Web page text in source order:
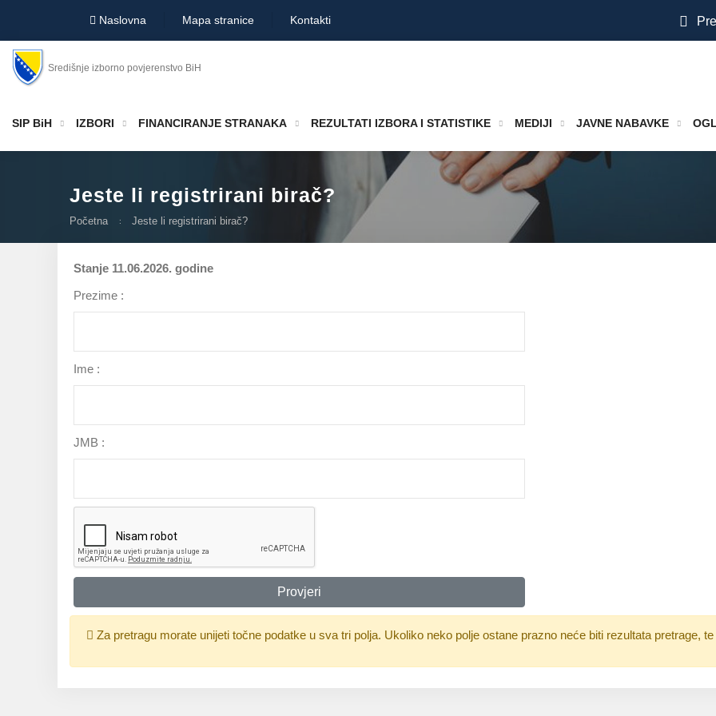
Naslovna Mapa stranice Kontakti
Središnje izborno povjerenstvo BiH
SIP BiH IZBORI FINANCIRANJE STRANAKA REZULTATI IZBORA I STATISTIKE MEDIJI JAVNE NABAVKE
Jeste li registrirani birač?
Početna Jeste li registrirani birač?
Stanje 11.06.2026. godine
Prezime :
Ime :
JMB :
Za pretragu morate unijeti točne podatke u sva tri polja. Ukoliko neko polje ostane prazno neće biti rezultata pretrage,